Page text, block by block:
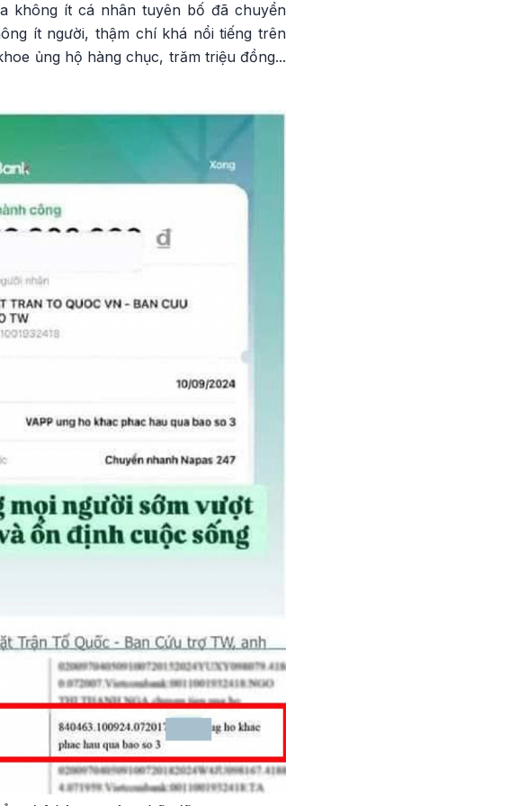
không ít cá nhân tuyên bố đã chuyển
ít người, thậm chí khá nổi tiếng trên
ủng hộ hàng chục, trăm triệu đồng...